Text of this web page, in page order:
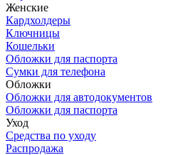
Женские
Кардхолдеры
Ключницы
Кошельки
Обложки для паспорта
Сумки для телефона
Обложки
Обложки для автодокументов
Обложки для паспорта
Уход
Средства по уходу
Распродажа